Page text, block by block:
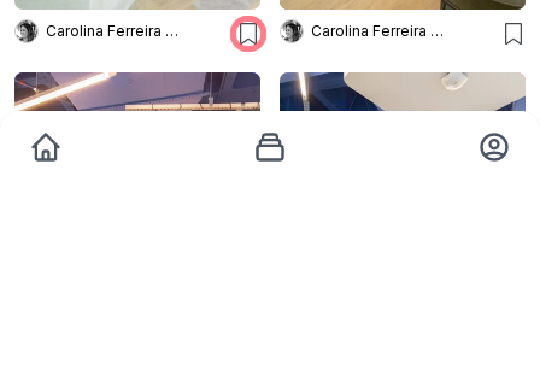
Carolina Ferreira Arquitetura Carolina Ferreira Arquitetura